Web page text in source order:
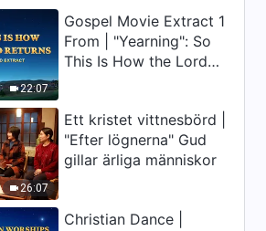
Dagliga ord från Gud: Verkets
tre stadier | Utdrag 34
Dagliga ord från Gud: Verkets
tre stadier | Utdrag 35
22:07
Gospel Movie Extract 1
From | "Yearning": So
This Is How the Lord
26:07
Ett kristet vittnesbörd |
"Efter lögnerna" Gud
gillar ärliga människor
Christian Dance |